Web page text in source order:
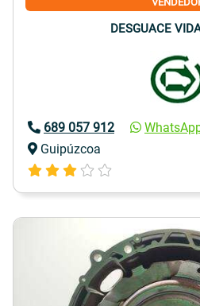
DESGUACE
689 057 912
Guipúzcoa